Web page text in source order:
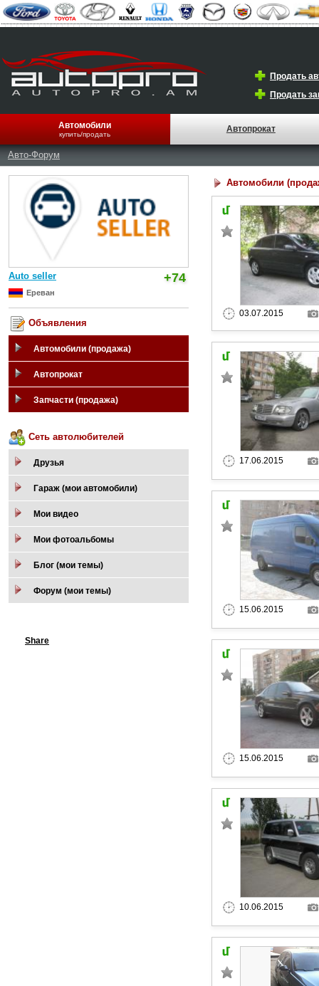
Продать
Продать
Автомобили
купить/продать
Автопрокат
Авто-Форум
Auto seller +74
Ереван
Объявления
Автомобили (продажа)
Автопрокат
Запчасти (продажа)
Сеть автолюбителей
Друзья
Гараж (мои автомобили)
Мои видео
Мои фотоальбомы
Блог (мои темы)
Форум (мои темы)
Share
Автомобили
03.07.2015
17.06.2015
15.06.2015
15.06.2015
10.06.2015